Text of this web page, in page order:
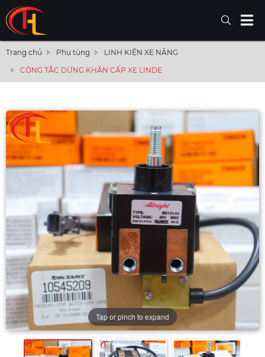
Trang chủ Phụ tùng
LINH KIỆN XE NÂNG
CÔNG TẮC DỪNG KHẨN CẤP XE LINDE
Tap or pinch to expand